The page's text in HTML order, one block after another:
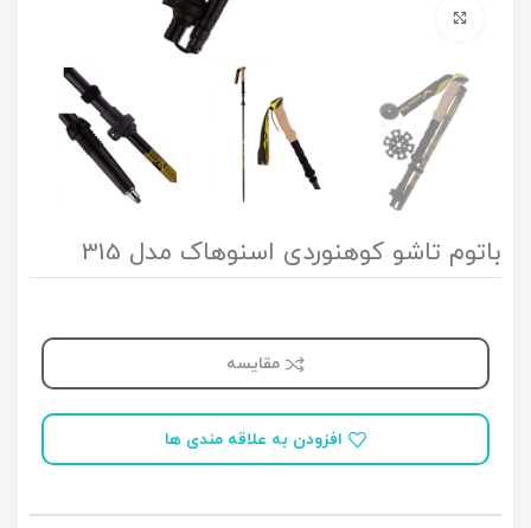
باتوم تاشو کوهنوردی اسنوهاک مدل 315
مقایسه
افزودن به علاقه مندی ها